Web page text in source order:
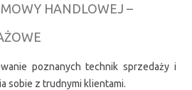
HANDLOWEJ –
poznanych technik sprzedaży i
sobie z trudnymi klientami.